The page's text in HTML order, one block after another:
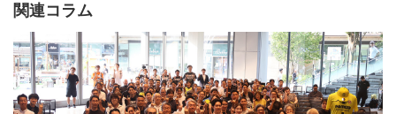
関連コラム